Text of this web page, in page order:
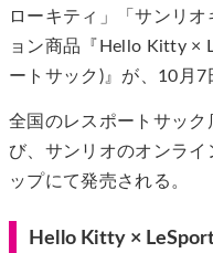
ローキティ」「サンリ
ョン商品『Hello Kitty ×
ートサック)』が、10月7
全国のレスポートサック
び、サンリオのオンラ
ップにて発売される。
Hello Kitty ×